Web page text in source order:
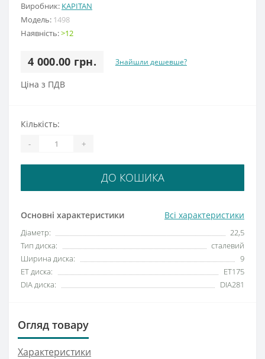
Виробник: KAPITAN
Модель: 1498
Наявність:>12
4 000.00 грн. Знайшли дешевше?
Ціна з ПДВ
Основні характеристики Всі характеристики
Діаметр:
22,5
Тип диска:
сталевий
Ширина диска:
9
ET диска:
ET175
DIA диска:
DIA281
Кількість:
- +
ДО КОШИКА
Огляд товару
Характеристики